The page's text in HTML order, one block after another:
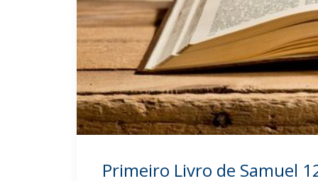
Primeiro Livro de Samuel